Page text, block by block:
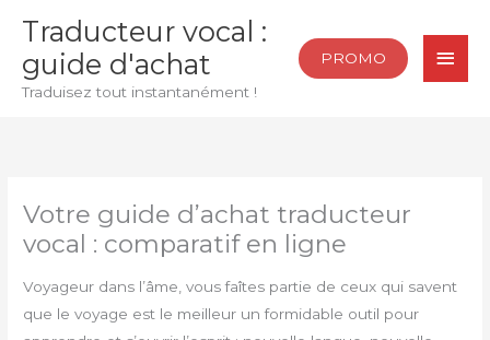
contenu
Traducteur vocal :
guide d'achat
Traduisez tout instantanément !
PROMO
Votre guide d’achat traducteur
vocal : comparatif en ligne
Voyageur dans l’âme, vous faîtes partie de ceux qui savent
que le voyage est le meilleur un formidable outil pour